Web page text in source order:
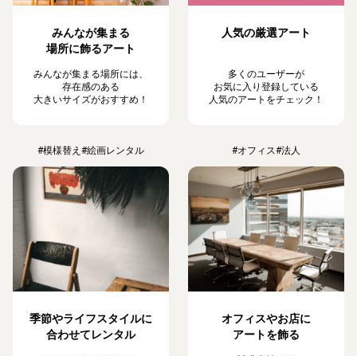
みんなが集まる
場所に飾るアート
みんなが集まる場所には、
存在感のある
大きいサイズがおすすめ！
人気の厳選アート
多くのユーザーが
お気に入り登録している
人気のアートをチェック！
#模様替え #絵画レンタル
季節やライフスタイルに
合わせてレンタル
#オフィス#法人
オフィスやお店に
アートを飾る